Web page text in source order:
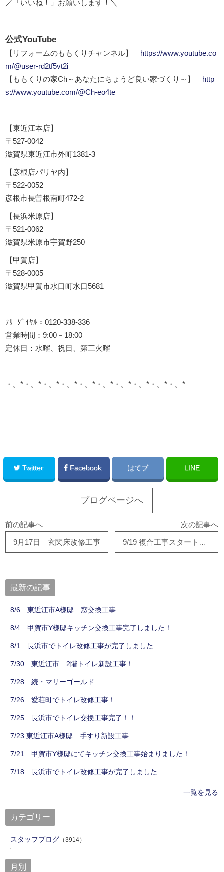
／「いいね！」お願いします！＼
公式YouTube
【リフォームのももくりチャンネル】
https://www.youtube.co
m/@user-rd2tf5vt2i
【ももくりの家Ch～あなたにちょうど良い家づくり～】
http
s://www.youtube.com/@Ch-eo4te
【東近江本店】
〒527-0042
滋賀県東近江市外町1381-3
【彦根店パリヤ内】
〒522-0052
彦根市長曽根南町472-2
【長浜米原店】
〒521-0062
滋賀県米原市宇賀野250
【甲賀店】
〒528-0005
滋賀県甲賀市水口町水口5681
ﾌﾘｰﾀﾞｲﾔﾙ：0120-338-336
営業時間：9:00－18:00
定休日：水曜、祝日、第三火曜
・。*・。*・。*・。*・。*・。*・。*・。*・。*・。*
Twitter Facebook はてブ LINE
ブログページへ
前の記事へ
9月17日 玄関床改修工事
次の記事へ
9/19 複合工事スタートしました！
最新の記事
8/6 東近江市A様邸 窓交換工事
8/4 甲賀市Y様邸キッチン交換工事完了しました！
8/1 長浜市でトイレ改修工事が完了しました
7/30 東近江市 2階トイレ新設工事！
7/28 続・マリーゴールド
7/26 愛荘町でトイレ改修工事！
7/25 長浜市でトイレ交換工事完了！！
7/23 東近江市A様邸 手すり新設工事
7/21 甲賀市Y様邸にてキッチン交換工事始まりました！
7/18 長浜市でトイレ改修工事が完了しました
一覧を見る
カテゴリー
スタッフブログ （3914）
月別